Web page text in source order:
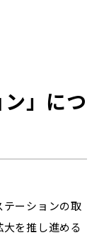
ン」につ
ーションの取
を推し進める